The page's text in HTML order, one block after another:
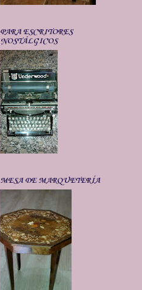
PARA ESCRITORES
NOSTÁLGICOS
MESA DE MARQUETERÍA